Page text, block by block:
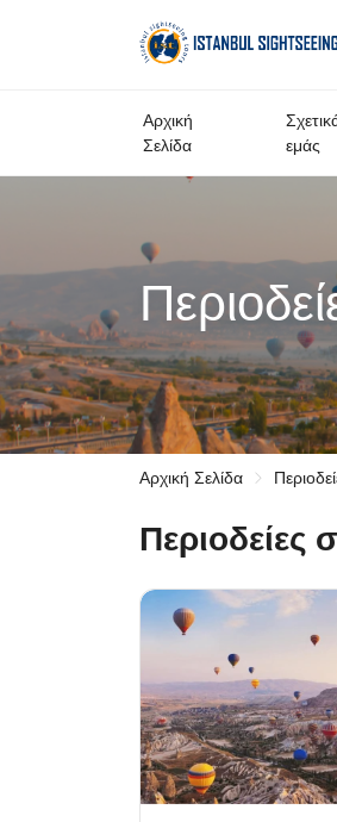
Αρχική
Σελίδα
εμάς
Αρχική Σελίδα